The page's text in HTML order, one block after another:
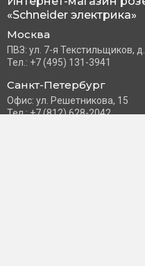
«Schneider электрика»
Москва
ПВЗ: ул. 7-я Текстильщиков,
Тел.: +7 (495) 131-3941
Санкт-Петербург
Офис: ул. Решетникова, 15
Тел.: +7 (812) 628-2042